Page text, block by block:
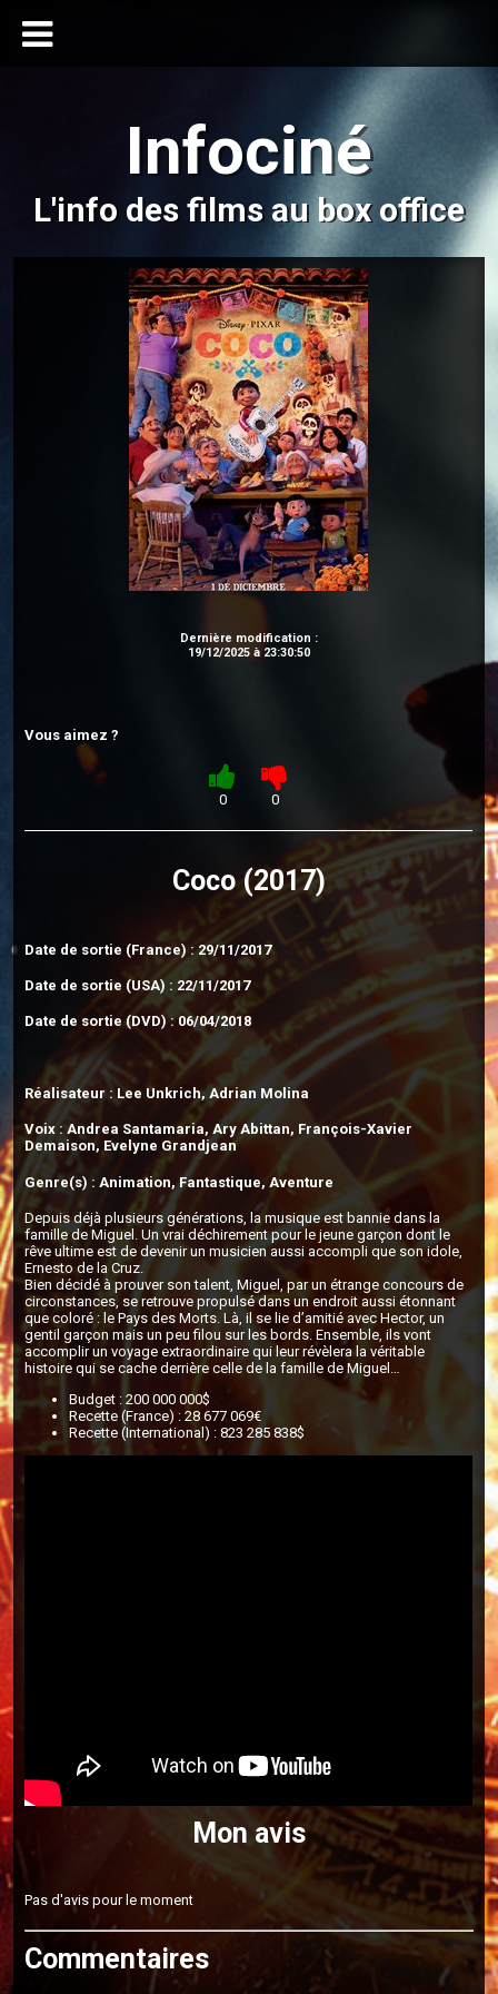
Infociné
L'info des films au box office
Dernière modification :
19/12/2025 à 23:30:50
Vous aimez ?
0 0
Coco (2017)
Date de sortie (France) : 29/11/2017
Date de sortie (USA) : 22/11/2017
Date de sortie (DVD) : 06/04/2018
Réalisateur : Lee Unkrich, Adrian Molina
Voix : Andrea Santamaria, Ary Abittan, François-Xavier
Demaison, Evelyne Grandjean
Genre(s) : Animation, Fantastique, Aventure
Depuis déjà plusieurs générations, la musique est bannie dans la
famille de Miguel. Un vrai déchirement pour le jeune garçon dont le
rêve ultime est de devenir un musicien aussi accompli que son idole,
Ernesto de la Cruz.
Bien décidé à prouver son talent, Miguel, par un étrange concours de
circonstances, se retrouve propulsé dans un endroit aussi étonnant
que coloré : le Pays des Morts. Là, il se lie d’amitié avec Hector, un
gentil garçon mais un peu filou sur les bords. Ensemble, ils vont
accomplir un voyage extraordinaire qui leur révèlera la véritable
histoire qui se cache derrière celle de la famille de Miguel…
Budget : 200 000 000$
Recette (France) : 28 677 069€
Recette (International) : 823 285 838$
Mon avis
Pas d'avis pour le moment
Commentaires